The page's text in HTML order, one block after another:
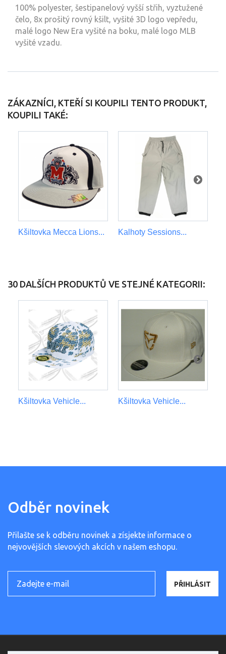
100% polyester, šestipanelový vyšší střih, vyztužené
čelo, 8x prošitý rovný kšilt, vyšité 3D logo vepředu,
malé logo New Era vyšité na boku, malé logo MLB
vyšité vzadu.
ZÁKAZNÍCI, KTEŘÍ SI KOUPILI TENTO PRODUKT,
KOUPILI TAKÉ:
Kšiltovka Mecca Lions... Kalhoty Sessions...
30 DALŠÍCH PRODUKTŮ VE STEJNÉ KATEGORII:
Kšiltovka Vehicle... Kšiltovka Vehicle...
Odběr novinek
Přilašte se k odběru novinek a zísjekte informace o
nejvovějších slevových akcích v našem eshopu.
PŘIHLÁSIT